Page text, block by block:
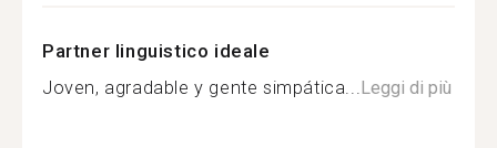
Partner linguistico ideale
Joven, agradable y gente simpática...Leggi di più